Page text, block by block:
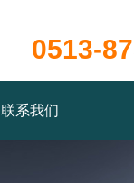
0513-
联系我们